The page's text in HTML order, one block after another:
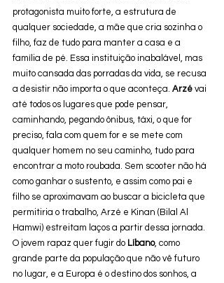
protagonista muito forte, a estrutura de
qualquer sociedade, a mãe que cria sozinha o
filho, faz de tudo para manter a casa e a
família de pé. Essa instituição inabalável, mas
muito cansada das porradas da vida, se recusa
a desistir não importa o que aconteça. Arzé vai
até todos os lugares que pode pensar,
caminhando, pegando ônibus, táxi, o que for
preciso, fala com quem for e se mete com
qualquer homem no seu caminho, tudo para
encontrar a moto roubada. Sem scooter não há
como ganhar o sustento, e assim como pai e
filho se aproximavam ao buscar a bicicleta que
permitiria o trabalho, Arzé e Kinan (Bilal Al
Hamwi) estreitam laços a partir dessa jornada.
O jovem rapaz quer fugir do Líbano, como
grande parte da população que não vê futuro
no lugar, e a Europa é o destino dos sonhos, a